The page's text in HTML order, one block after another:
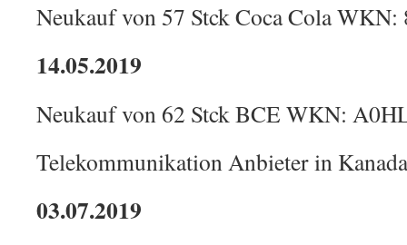
Neukauf von 57 Stck Coca Cola WKN:
14.05.2019
Neukauf von 62 Stck BCE WKN:
Telekommunikation Anbieter in Kanada
03.07.2019